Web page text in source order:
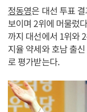
정동영은 대선 투표
보이며 2위에 머물렀
까지 대선에서 1위와
지율 약세와 호남 출
로 평가받는다.